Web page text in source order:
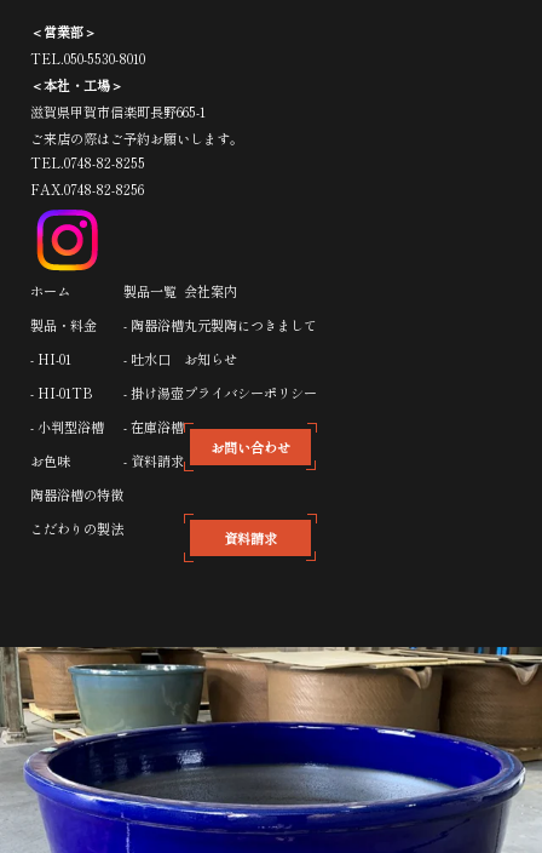
＜営業部＞
TEL.050-5530-8010
＜本社・工場＞
滋賀県甲賀市信楽町長野665-1
ご来店の際はご予約お願いします。
TEL.0748-82-8255
FAX.0748-82-8256
ホーム
製品・料金
- HI-01
- HI-01TB
- 小判型浴槽
お色味
陶器浴槽の特徴
こだわりの製法
製品一覧
- 陶器浴槽
- 吐水口
- 掛け湯壺
- 在庫浴槽
- 資料請求
会社案内
丸元製陶につきまして
お知らせ
プライバシーポリシー
お問い合わせ
資料請求